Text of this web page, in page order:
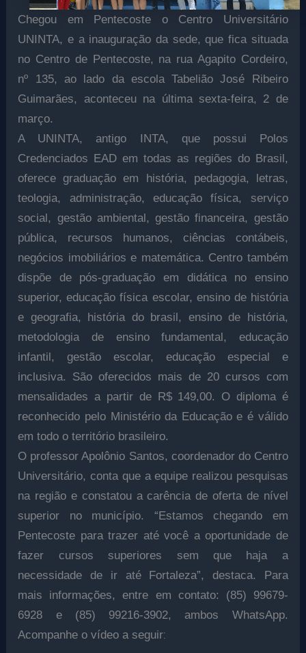
Chegou em Pentecoste o Centro Universitário
UNINTA, e a inauguração da sede, que fica situada
no Centro de Pentecoste, na rua Agapito Cordeiro,
nº 135, ao lado da escola Tabelião José Ribeiro
Guimarães, aconteceu na última sexta-feira, 2 de
março.
A UNINTA, antigo INTA, que possui Polos
Credenciados EAD em todas as regiões do Brasil,
oferece graduação em história, pedagogia, letras,
teologia, administração, educação física, serviço
social, gestão ambiental, gestão financeira, gestão
pública, recursos humanos, ciências contábeis,
negócios imobiliários e matemática. Centro também
dispõe de pós-graduação em didática no ensino
superior, educação física escolar, ensino de história
e geografia, história do brasil, ensino de história,
metodologia de ensino fundamental, educação
infantil, gestão escolar, educação especial e
inclusiva. São oferecidos mais de 20 cursos com
mensalidades a partir de R$ 149,00. O diploma é
reconhecido pelo Ministério da Educação e é válido
em todo o território brasileiro.
O professor Apolônio Santos, coordenador do Centro
Universitário, conta que a equipe realizou pesquisas
na região e constatou a carência de oferta de nível
superior no município. “Estamos chegando em
Pentecoste para trazer até você a oportunidade de
fazer cursos superiores sem que haja a
necessidade de ir até Fortaleza”, destaca. Para
mais informações, entre em contato: (85) 99679-
6928 e (85) 99216-3902, ambos WhatsApp.
Acompanhe o vídeo a seguir: